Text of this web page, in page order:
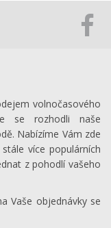
volnočasového
se rozhodli naše
Nabízíme Vám zde
více populárních
z pohodlí vašeho
Vaše objednávky se